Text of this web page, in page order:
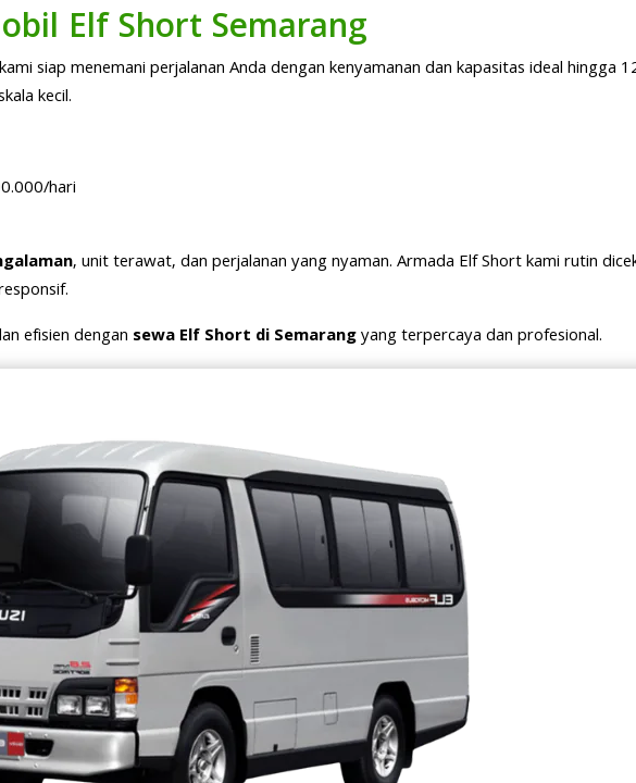
Elf Short Semarang
kami siap menemani perjalanan Anda dengan kenyamanan dan kapasitas ideal hingga
kecil.
hari
, unit terawat, dan perjalanan yang nyaman. Armada Elf Short kami rutin
efisien dengan sewa Elf Short di Semarangyang terpercaya dan profesional.